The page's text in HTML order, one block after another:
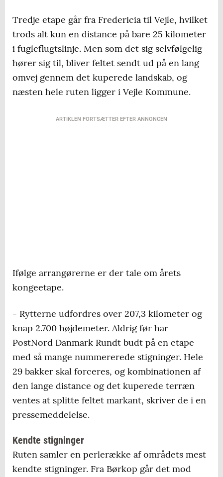
Tredje etape går fra Fredericia til Vejle, hvilket
trods alt kun en distance på bare 25 kilometer
i fugleflugtslinje. Men som det sig selvfølgelig
hører sig til, bliver feltet sendt ud på en lang
omvej gennem det kuperede landskab, og
næsten hele ruten ligger i Vejle Kommune.
ARTIKLEN FORTSÆTTER EFTER ANNONCEN
Ifølge arrangørerne er der tale om årets
kongeetape.
- Rytterne udfordres over 207,3 kilometer og
knap 2.700 højdemeter. Aldrig før har
PostNord Danmark Rundt budt på en etape
med så mange nummererede stigninger. Hele
29 bakker skal forceres, og kombinationen af
den lange distance og det kuperede terræn
ventes at splitte feltet markant, skriver de i en
pressemeddelelse.
Kendte stigninger
Ruten samler en perlerække af områdets mest
kendte stigninger. Fra Børkop går det mod